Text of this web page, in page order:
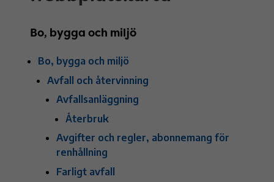
Bo, bygga och miljö
Bo, bygga och miljö
Avfall och återvinning
Avfallsanläggning
Återbruk
Avgifter och regler, abonnemang för
renhållning
Farligt avfall